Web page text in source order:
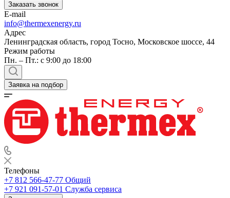
Заказать звонок
E-mail
info@thermexenergy.ru
Адрес
Ленинградская область, город Тосно, Московское шоссе, 44
Режим работы
Пн. – Пт.: с 9:00 до 18:00
Заявка на подбор
Телефоны
+7 812 566-47-77 Общий
+7 921 091-57-01 Служба сервиса